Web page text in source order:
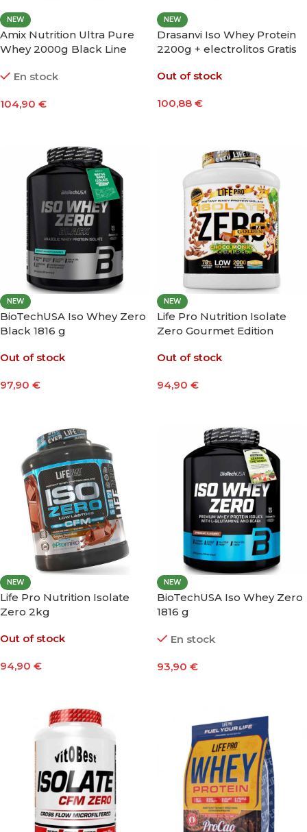
NEW
Amix Nutrition Ultra Pure
Whey 2000g Black Line
En stock
104,90 €
NEW
Drasanvi Iso Whey Protein
2200g + electrolitos Gratis
Out of stock
100,88 €
NEW
BioTechUSA Iso Whey Zero
Black 1816 g
Out of stock
97,90 €
NEW
Life Pro Nutrition Isolate
Zero Gourmet Edition
Out of stock
94,90 €
NEW
Life Pro Nutrition Isolate
Zero 2kg
Out of stock
94,90 €
NEW
BioTechUSA Iso Whey Zero
1816 g
En stock
93,90 €